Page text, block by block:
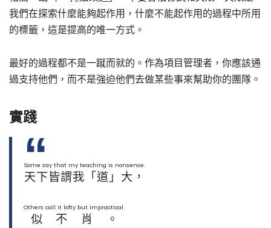
我們在探索什麼能夠起作用，什麼不能起作用的過程中所用
的標籤，這是提高的唯一方式。
最好的過程都不是一蹴而就的。作為項目管理者，你應該通
過支持他們，而不是強迫他們去做某些事來幫助你的團隊。
實踐
天下皆謂我「道」大，
Some say that my teaching is nonsense.
似不肖。
Others call it lofty but impractical.